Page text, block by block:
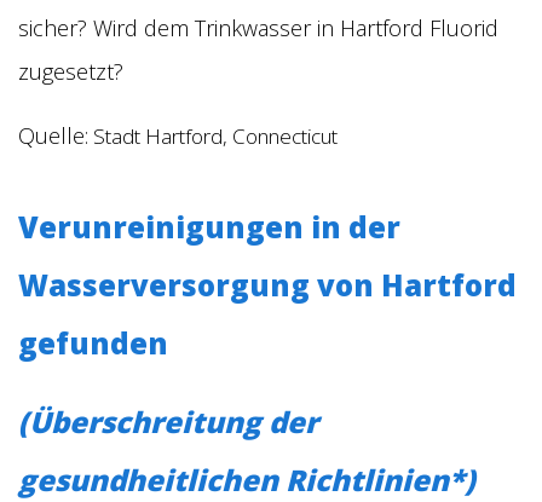
sicher? Wird dem Trinkwasser in Hartford Fluorid
zugesetzt?
Quelle: Stadt Hartford, Connecticut
Verunreinigungen in der
Wasserversorgung von Hartford
gefunden
(Überschreitung der
gesundheitlichen Richtlinien*)